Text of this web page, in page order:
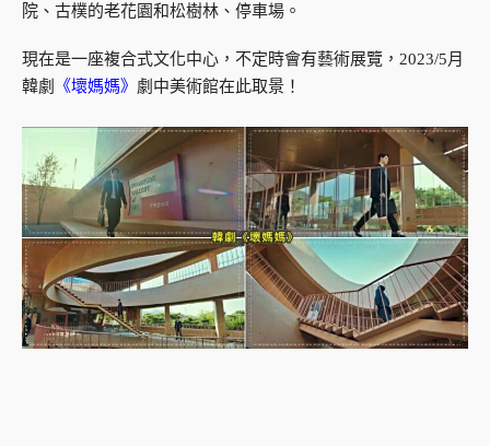
院、古樸的老花園和松樹林、停車場。
現在是一座複合式文化中心，不定時會有藝術展覽，2023/5月
韓劇
《壞媽媽》 劇中美術館在此取景！